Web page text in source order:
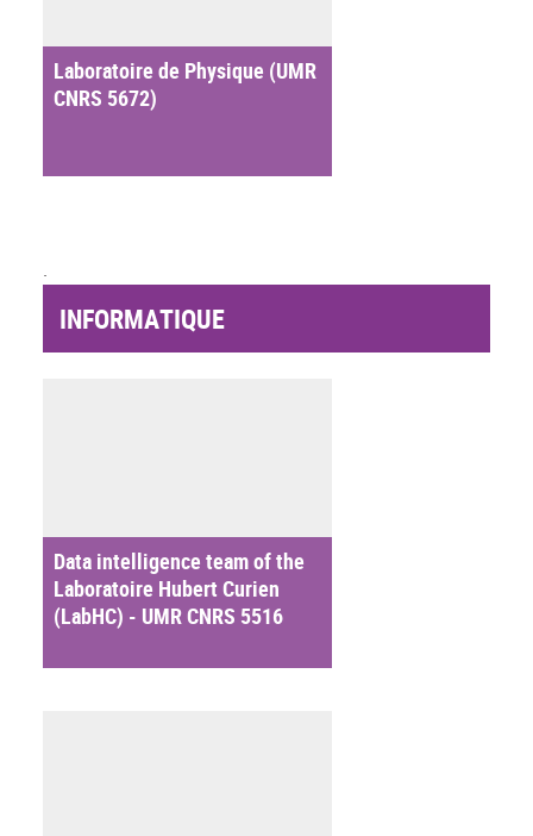
Laboratoire de Physique (UMR
CNRS 5672)
.
INFORMATIQUE
Data intelligence team of the
Laboratoire Hubert Curien
(LabHC) - UMR CNRS 5516